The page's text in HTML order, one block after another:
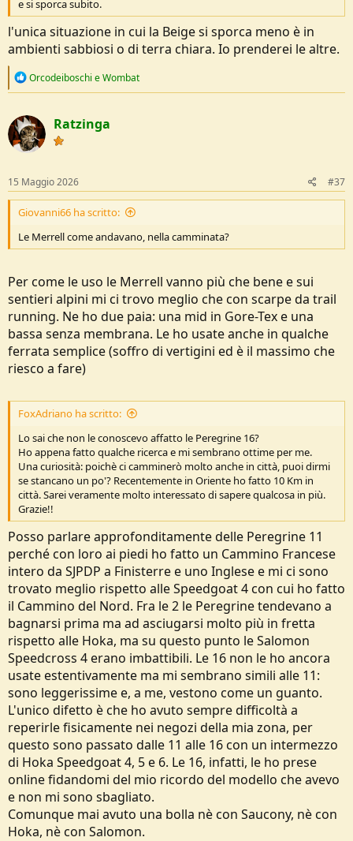
e si sporca subito.
l'unica situazione in cui la Beige si sporca meno è in
ambienti sabbiosi o di terra chiara. Io prenderei le altre.
R
c
t
i
o
s
:
Orcodeiboschi eWombat
Ratzinga
15 Maggio 2026 #37
Giovanni66 ha scritto:
Le Merrell come andavano, nella camminata?
Per come le uso le Merrell vanno più che bene e sui
sentieri alpini mi ci trovo meglio che con scarpe da trail
running. Ne ho due paia: una mid in Gore-Tex e una
bassa senza membrana. Le ho usate anche in qualche
ferrata semplice (soffro di vertigini ed è il massimo che
riesco a fare)
FoxAdriano ha scritto:
Lo sai che non le conoscevo affatto le Peregrine 16?
Ho appena fatto qualche ricerca e mi sembrano ottime per me.
Una curiosità: poichè ci camminerò molto anche in città, puoi dirmi
se stancano un po'? Recentemente in Oriente ho fatto 10 Km in
città. Sarei veramente molto interessato di sapere qualcosa in più.
Grazie!!
Posso parlare approfonditamente delle Peregrine 11
perché con loro ai piedi ho fatto un Cammino Francese
intero da SJPDP a Finisterre e uno Inglese e mi ci sono
trovato meglio rispetto alle Speedgoat 4 con cui ho fatto
il Cammino del Nord. Fra le 2 le Peregrine tendevano a
bagnarsi prima ma ad asciugarsi molto più in fretta
rispetto alle Hoka, ma su questo punto le Salomon
Speedcross 4 erano imbattibili. Le 16 non le ho ancora
usate estentivamente ma mi sembrano simili alle 11:
sono leggerissime e, a me, vestono come un guanto.
L'unico difetto è che ho avuto sempre difficoltà a
reperirle fisicamente nei negozi della mia zona, per
questo sono passato dalle 11 alle 16 con un intermezzo
di Hoka Speedgoat 4, 5 e 6. Le 16, infatti, le ho prese
online fidandomi del mio ricordo del modello che avevo
e non mi sono sbagliato.
Comunque mai avuto una bolla nè con Saucony, nè con
Hoka, nè con Salomon.